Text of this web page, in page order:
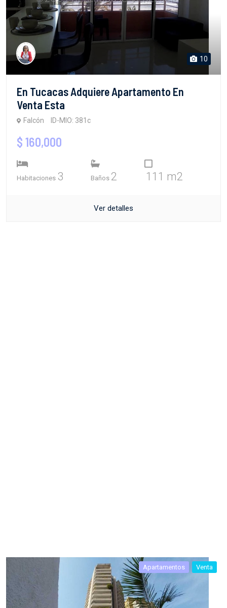
10
En Tucacas Adquiere Apartamento En
Venta Esta
Falcón ID-MIO: 381c
$ 160,000
Habitaciones 3 Baños 2 111 m2
Ver detalles
Apartamentos Venta